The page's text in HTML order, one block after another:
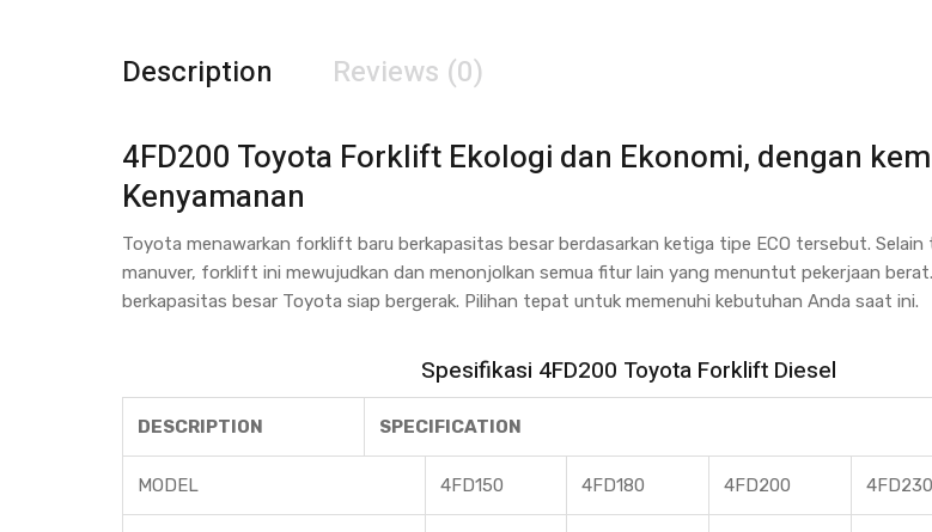
Description Reviews (0)
4FD200 Toyota Forklift Ekologi dan Ekonomi, dengan
Kenyamanan
Toyota menawarkan forklift baru berkapasitas besar berdasarkan ketiga tipe ECO tersebut. Selain
manuver, forklift ini mewujudkan dan menonjolkan semua fitur lain yang menuntut pekerjaan
berkapasitas besar Toyota siap bergerak. Pilihan tepat untuk memenuhi kebutuhan Anda saat ini.
Spesifikasi 4FD200 Toyota Forklift Diesel
DESCRIPTION SPECIFICATION
MODEL 4FD150 4FD180 4FD200 4FD230